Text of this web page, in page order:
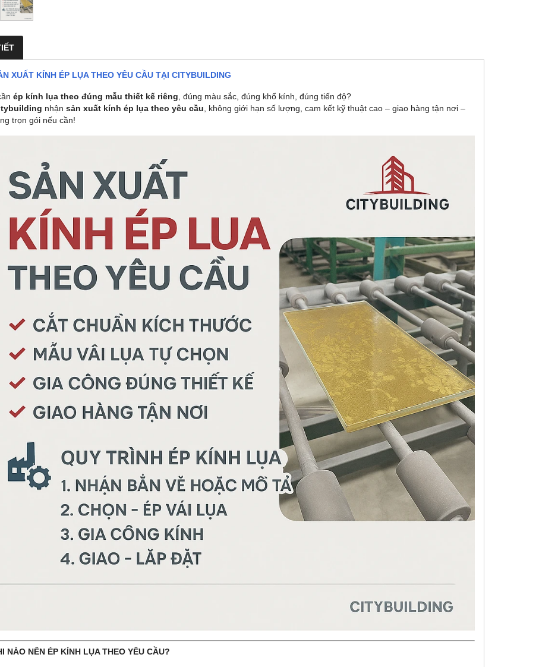
XUẤT KÍNH ÉP LỤA THEO YÊU CẦU TẠI CITYBUILDING
ép kính lụa theo đúng mẫu thiết kế riêng , đúng màu sắc, đúng khổ kính, đúng tiến độ?
nhận sản xuất kính ép lụa theo yêu cầu , không giới hạn số lượng, cam kết kỹ thuật cao – giao hàng tận nơi –
trọn gói nếu cần!
NÀO NÊN ÉP KÍNH LỤA THEO YÊU CẦU?